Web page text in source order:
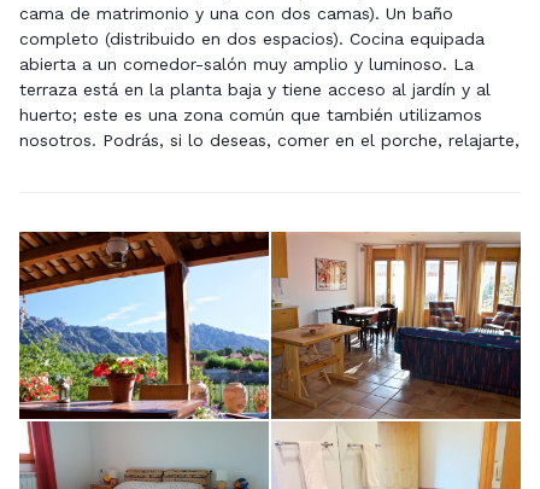
cama de matrimonio y una con dos camas). Un baño
completo (distribuido en dos espacios). Cocina equipada
abierta a un comedor-salón muy amplio y luminoso. La
terraza está en la planta baja y tiene acceso al jardín y al
huerto; este es una zona común que también utilizamos
nosotros. Podrás, si lo deseas, comer en el porche, relajarte,